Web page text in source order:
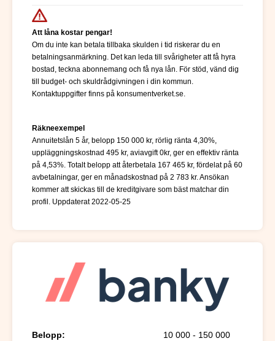
Att låna kostar pengar!
Om du inte kan betala tillbaka skulden i tid riskerar du en
betalningsanmärkning. Det kan leda till svårigheter att få hyra
bostad, teckna abonnemang och få nya lån. För stöd, vänd dig
till budget- och skuldrådgivningen i din kommun.
Kontaktuppgifter finns på konsumentverket.se.
Räkneexempel
Annuitetslån 5 år, belopp 150 000 kr, rörlig ränta 4,30%,
uppläggningskostnad 495 kr, aviavgift 0kr, ger en effektiv ränta
på 4,53%. Totalt belopp att återbetala 167 465 kr, fördelat på 60
avbetalningar, ger en månadskostnad på 2 783 kr. Ansökan
kommer att skickas till de kreditgivare som bäst matchar din
profil. Uppdaterat 2022-05-25
Belopp: 10 000 - 150 000